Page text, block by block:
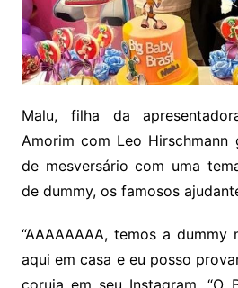
Malu, filha da
Amorim com Leo Hirschmann
de mesversário com uma
de dummy, os famosos
“AAAAAAAA, temos a
aqui em casa e eu posso
coruja em seu Instagram. “O